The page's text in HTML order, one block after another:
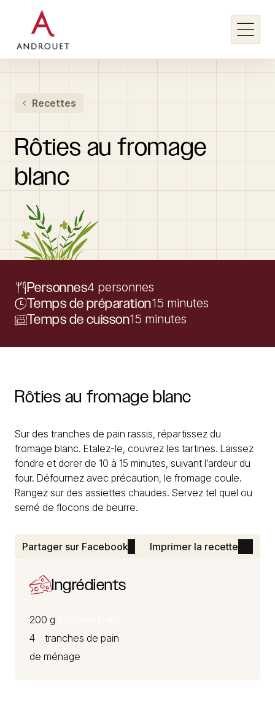
Rechercher un mot clé
Recettes
Rôties au fromage
blanc
Personnes4 personnes
Temps de préparation15 minutes
Temps de cuisson15 minutes
Rôties au fromage blanc
Sur des tranches de pain rassis, répartissez du
fromage blanc. Etalez-le, couvrez les tartines. Laissez
fondre et dorer de 10 à 15 minutes, suivant l’ardeur du
four. Défournez avec précaution, le fromage coule.
Rangez sur des assiettes chaudes. Servez tel quel ou
semé de flocons de beurre.
Partager sur Facebook Imprimer la recette
Ingrédients
200 g
4 tranches de pain
de ménage